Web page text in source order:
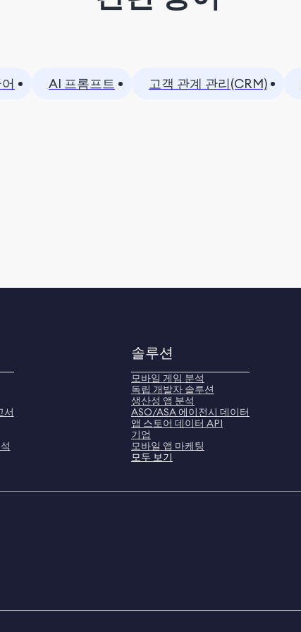
AI 프롬프트 고객 관계 관리(CRM)
서
솔루션
모바일 게임 분석
독립 개발자 솔루션
생산성 앱 분석
ASO/ASA 에이전시 데이터
앱 스토어 데이터 API
기업
모바일 앱 마케팅
모두 보기